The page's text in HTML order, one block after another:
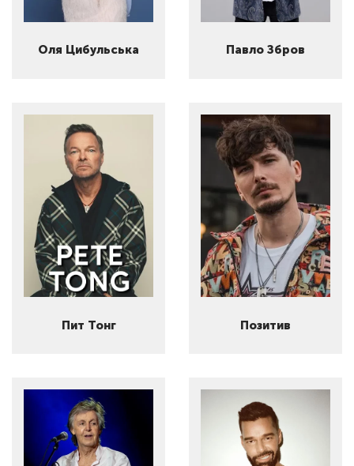
Оля Цибульська Павло Збров
Пит Тонг Позитив